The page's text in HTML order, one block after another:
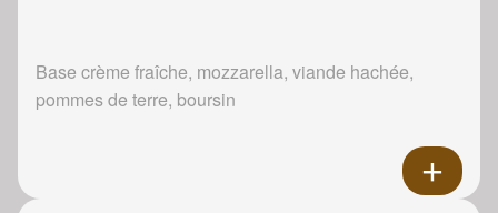
Base crème fraîche, mozzarella, viande hachée,
pommes de terre, boursin